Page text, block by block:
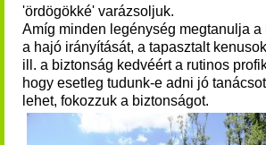
'ördögökké' varázsoljuk.
Amíg minden legénység megtanulja a
a hajó irányítását, a tapasztalt
ill. a biztonság kedvéért a rutinos
hogy esetleg tudunk-e adni jó
lehet, fokozzuk a biztonságot.